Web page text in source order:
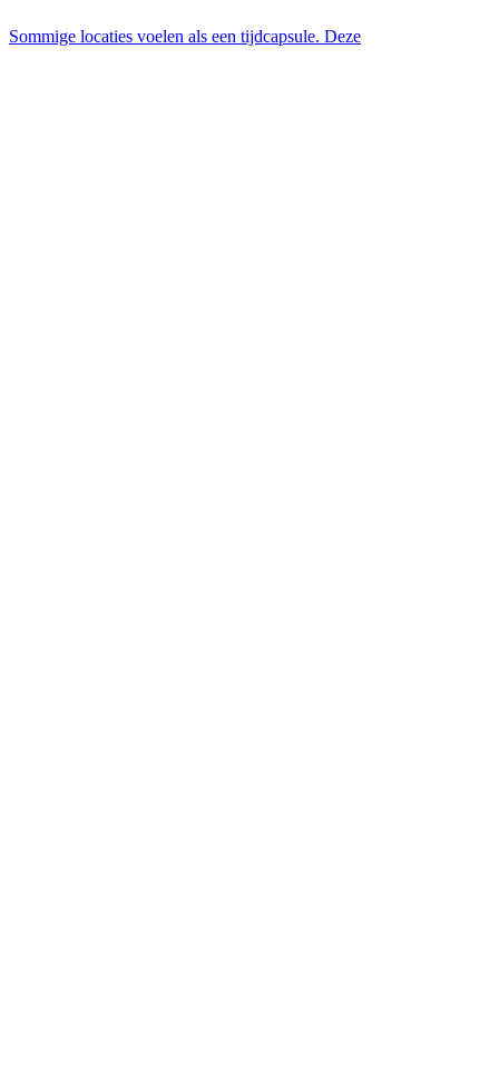
Sommige locaties voelen als een tijdcapsule. Deze